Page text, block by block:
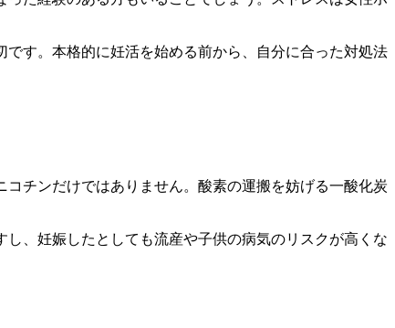
す。本格的に妊活を始める前から、自分に合った対処法
チンだけではありません。酸素の運搬を妨げる一酸化炭
、妊娠したとしても流産や子供の病気のリスクが高くな